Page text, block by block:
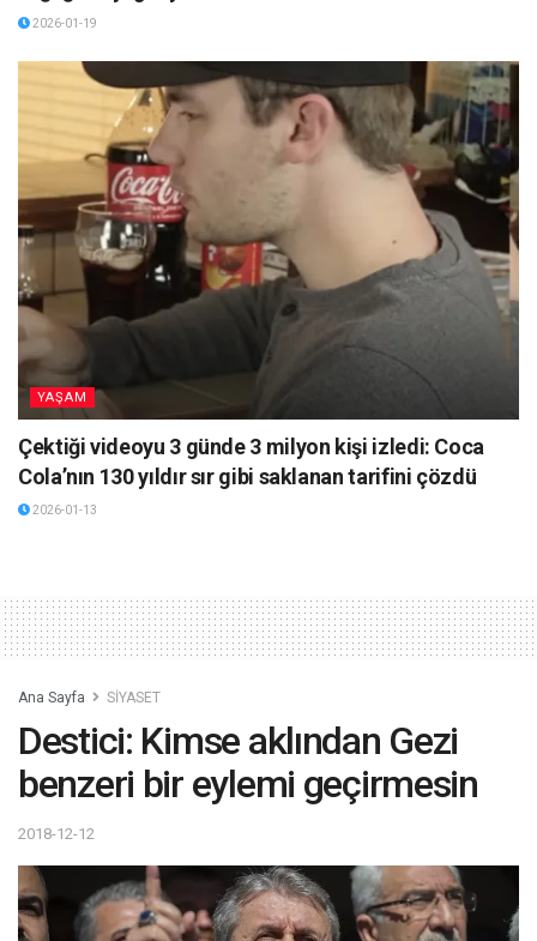
2026-01-19
YAŞAM
Çektiği videoyu 3 günde 3 milyon kişi izledi: Coca
Cola’nın 130 yıldır sır gibi saklanan tarifini çözdü
2026-01-13
Ana Sayfa SİYASET
Destici: Kimse aklından Gezi
benzeri bir eylemi geçirmesin
2018-12-12